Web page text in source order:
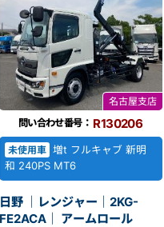
名古屋支店
問い合わせ番号： R130206
未使用車 増t フルキャブ 新明
和 240PS MT6
日野 ｜レンジャー｜2KG-
FE2ACA｜ アームロール